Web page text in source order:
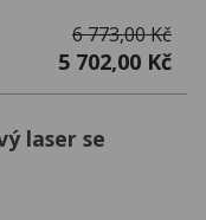
6 773,00 Kč
5 702,00 Kč
laser se